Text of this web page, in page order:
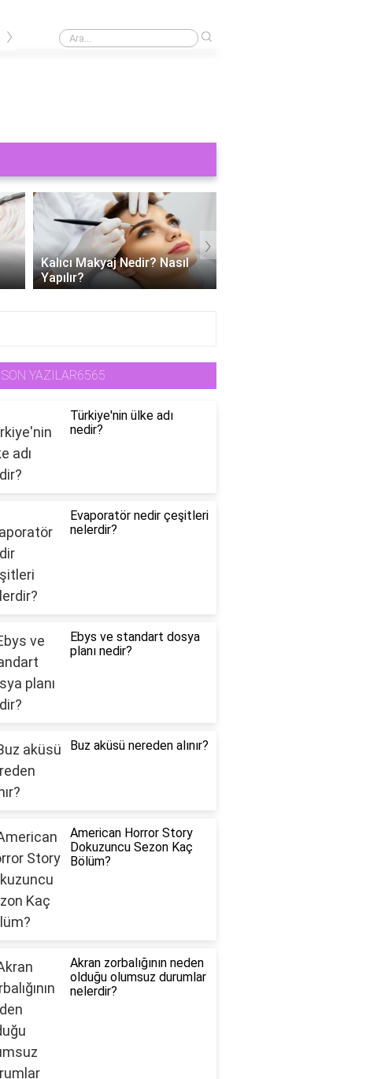
Kaş yaptırmak ne kadar 2024?
›
Kalıcı Makyaj Nedir? Nasıl
Yapılır?
›
SON YAZILAR6565
Türkiye'nin ülke adı
nedir?
Evaporatör nedir çeşitleri
nelerdir?
Ebys ve standart dosya
planı nedir?
Buz aküsü nereden alınır?
American Horror Story
Dokuzuncu Sezon Kaç
Bölüm?
Akran zorbalığının neden
olduğu olumsuz durumlar
nelerdir?